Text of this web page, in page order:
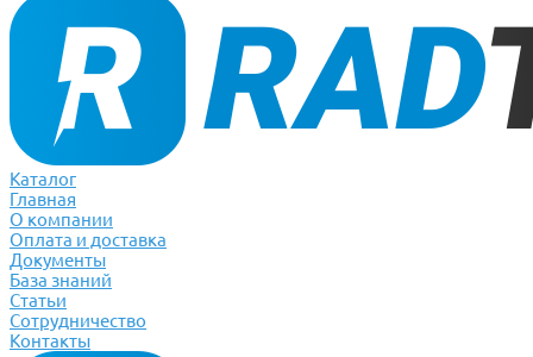
Каталог
Главная
О компании
Оплата и доставка
Документы
База знаний
Статьи
Сотрудничество
Контакты